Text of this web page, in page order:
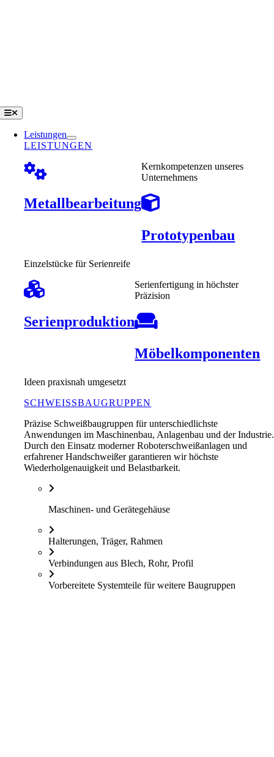
Toggle
Navigation
Leistungen
LEISTUNGEN
Metallbearbeitung
Kernkompetenzen unseres
Unternehmens
Prototypenbau
Einzelstücke für Serienreife
Serienproduktion
Serienfertigung in höchster
Präzision
Möbelkomponenten
Ideen praxisnah umgesetzt
SCHWEISSBAUGRUPPEN
Präzise Schweißbaugruppen für unterschiedlichste
Anwendungen im Maschinenbau, Anlagenbau und der Industrie.
Durch den Einsatz moderner Roboterschweißanlagen und
erfahrener Handschweißer garantieren wir höchste
Wiederholgenauigkeit und Belastbarkeit.
Maschinen- und Gerätegehäuse
Halterungen, Träger, Rahmen
Verbindungen aus Blech, Rohr, Profil
Vorbereitete Systemteile für weitere Baugruppen